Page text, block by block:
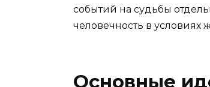
событий на судьбы
человечность в условиях
Основные